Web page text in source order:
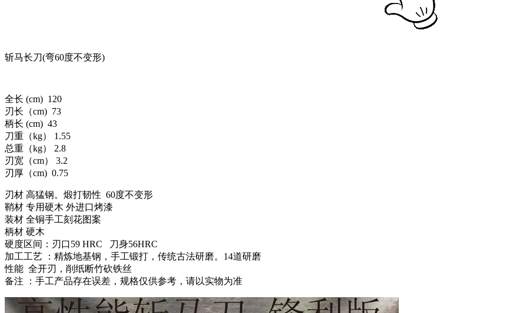
斩马长刀(弯60度不变形)
全长 (cm) 120
刃长（cm) 73
柄长 (cm) 43
刀重（kg） 1.55
总重（kg） 2.8
刃宽（cm） 3.2
刃厚（cm) 0.75
刃材 高猛钢。煅打韧性 60度不变形
鞘材 专用硬木 外进口烤漆
装材 全铜手工刻花图案
柄材 硬木
硬度区间：刃口59 HRC 刀身56HRC
加工工艺 ：精炼地基钢，手工锻打，传统古法研磨。14道研磨
性能 全开刃，削纸断竹砍铁丝
备注 ：手工产品存在误差，规格仅供参考，请以实物为准